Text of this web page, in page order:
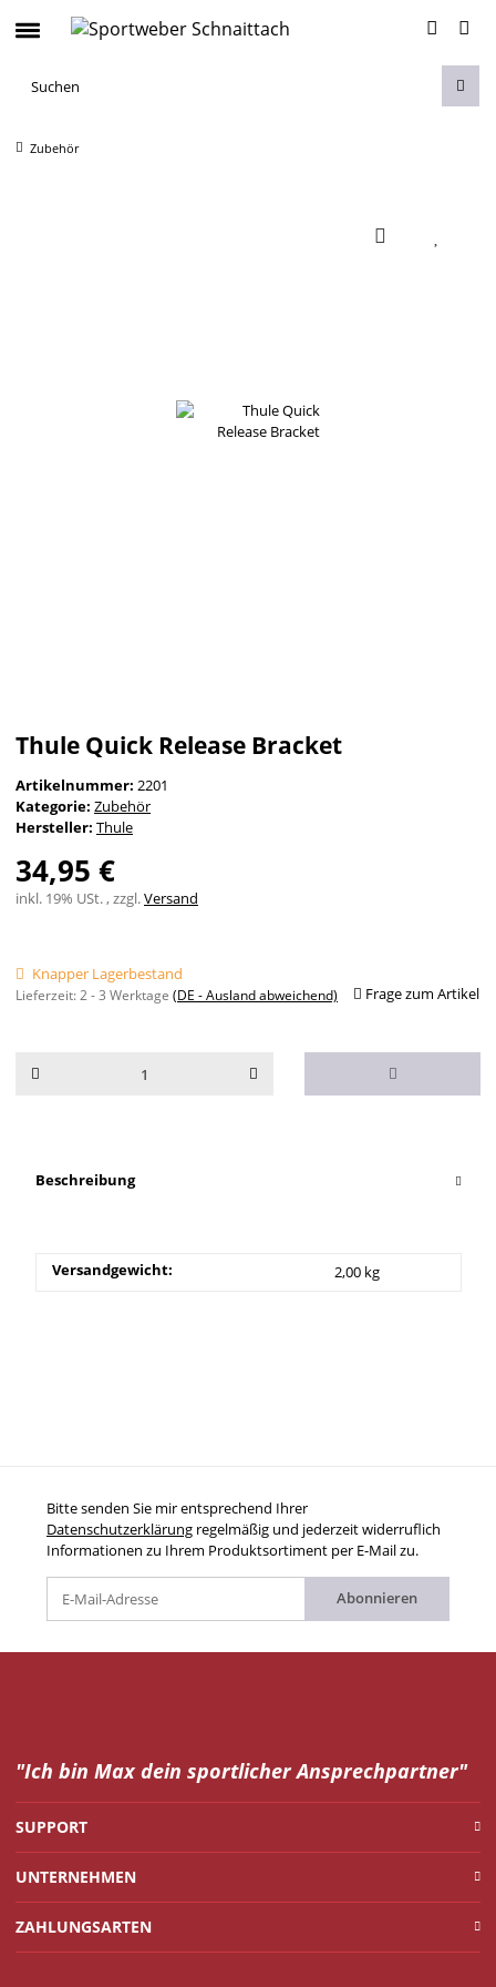
Zubehör
Thule Quick Release Bracket
Artikelnummer: 2201
Kategorie: Zubehör
Hersteller: Thule
34,95 €
inkl. 19% USt. , zzgl.Versand
Knapper Lagerbestand
Lieferzeit:2 - 3 Werktage (DE - Ausland abweichend) Frage zum Artikel
Beschreibung
Versandgewicht: 2,00 kg
Bitte senden Sie mir entsprechend Ihrer
Datenschutzerklärung regelmäßig und jederzeit widerruflich
Informationen zu Ihrem Produktsortiment per E-Mail zu.
Abonnieren
"Ich bin Max dein sportlicher Ansprechpartner"
SUPPORT
UNTERNEHMEN
ZAHLUNGSARTEN